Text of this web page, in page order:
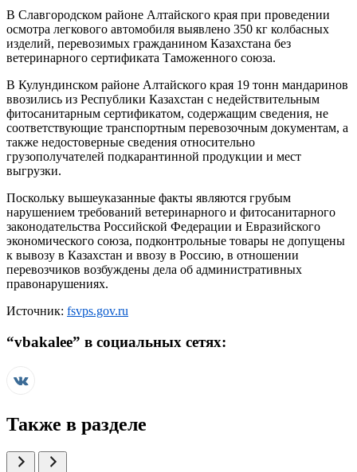
В Славгородском районе Алтайского края при проведении
осмотра легкового автомобиля выявлено 350 кг колбасных
изделий, перевозимых гражданином Казахстана без
ветеринарного сертификата Таможенного союза.
В Кулундинском районе Алтайского края 19 тонн мандаринов
ввозились из Республики Казахстан с недействительным
фитосанитарным сертификатом, содержащим сведения, не
соответствующие транспортным перевозочным документам, а
также недостоверные сведения относительно
грузополучателей подкарантинной продукции и мест
выгрузки.
Поскольку вышеуказанные факты являются грубым
нарушением требований ветеринарного и фитосанитарного
законодательства Российской Федерации и Евразийского
экономического союза, подконтрольные товары не допущены
к вывозу в Казахстан и ввозу в Россию, в отношении
перевозчиков возбуждены дела об административных
правонарушениях.
Источник: fsvps.gov.ru
“vbakalee” в социальных сетях:
Также в разделе